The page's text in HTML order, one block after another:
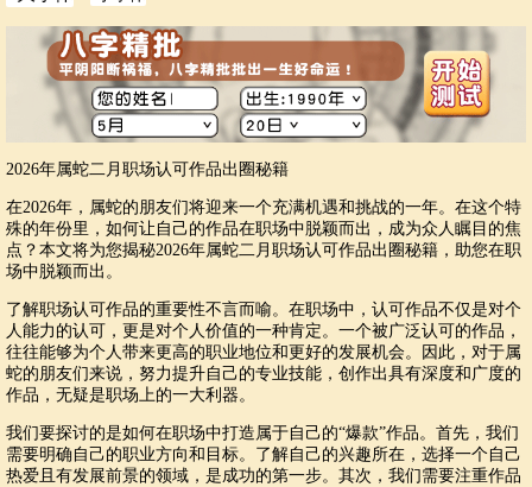
2026年属蛇二月职场认可作品出圈秘籍
在2026年，属蛇的朋友们将迎来一个充满机遇和挑战的一年。在这个特
殊的年份里，如何让自己的作品在职场中脱颖而出，成为众人瞩目的焦
点？本文将为您揭秘2026年属蛇二月职场认可作品出圈秘籍，助您在职
场中脱颖而出。
了解职场认可作品的重要性不言而喻。在职场中，认可作品不仅是对个
人能力的认可，更是对个人价值的一种肯定。一个被广泛认可的作品，
往往能够为个人带来更高的职业地位和更好的发展机会。因此，对于属
蛇的朋友们来说，努力提升自己的专业技能，创作出具有深度和广度的
作品，无疑是职场上的一大利器。
我们要探讨的是如何在职场中打造属于自己的“爆款”作品。首先，我们
需要明确自己的职业方向和目标。了解自己的兴趣所在，选择一个自己
热爱且有发展前景的领域，是成功的第一步。其次，我们需要注重作品